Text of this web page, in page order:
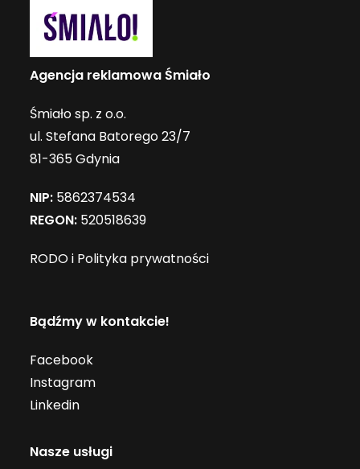
Agencja reklamowa Śmiało
Śmiało sp. z o.o.
ul. Stefana Batorego 23/7
81-365 Gdynia
NIP: 5862374534
REGON: 520518639
RODO i Polityka prywatności
Bądźmy w kontakcie!
Facebook
Instagram
Linkedin
Nasze usługi